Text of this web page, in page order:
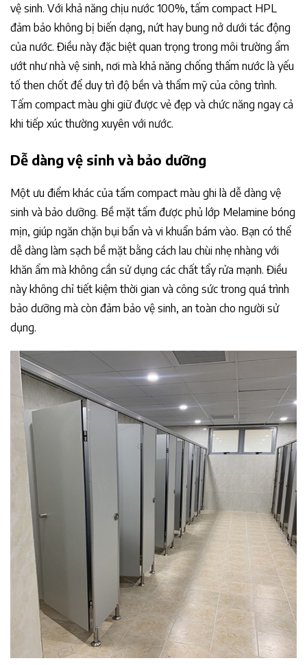
vệ sinh. Với khả năng chịu nước 100%, tấm compact HPL
đảm bảo không bị biến dạng, nứt hay bung nở dưới tác động
của nước. Điều này đặc biệt quan trọng trong môi trường ẩm
ướt như nhà vệ sinh, nơi mà khả năng chống thấm nước là yếu
tố then chốt để duy trì độ bền và thẩm mỹ của công trình.
Tấm compact màu ghi giữ được vẻ đẹp và chức năng ngay cả
khi tiếp xúc thường xuyên với nước.
Dễ dàng vệ sinh và bảo dưỡng
Một ưu điểm khác của tấm compact màu ghi là dễ dàng vệ
sinh và bảo dưỡng. Bề mặt tấm được phủ lớp Melamine bóng
mịn, giúp ngăn chặn bụi bẩn và vi khuẩn bám vào. Bạn có thể
dễ dàng làm sạch bề mặt bằng cách lau chùi nhẹ nhàng với
khăn ẩm mà không cần sử dụng các chất tẩy rửa mạnh. Điều
này không chỉ tiết kiệm thời gian và công sức trong quá trình
bảo dưỡng mà còn đảm bảo vệ sinh, an toàn cho người sử
dụng.